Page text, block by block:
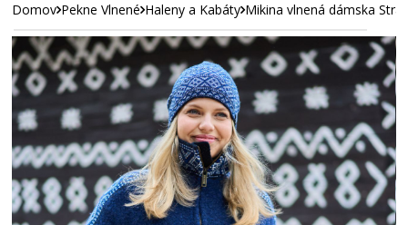
Domov Pekne Vlnené Haleny a Kabáty Mikina vlnená dámska